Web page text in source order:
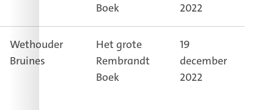
Boek
2022
Wethouder
Bruines
Het grote
Rembrandt
Boek
19
december
2022